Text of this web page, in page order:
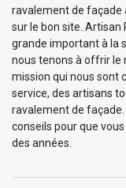
ravalement de façade
sur le bon site. Artisan
grande important à la
nous tenons à offrir le
mission qui nous sont
service, des artisans
ravalement de
conseils pour que
des années.